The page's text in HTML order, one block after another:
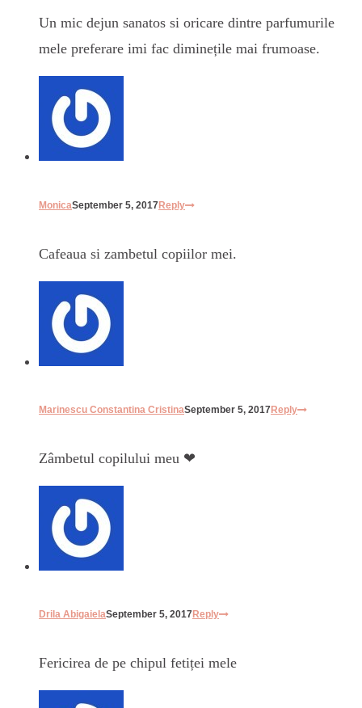
Un mic dejun sanatos si oricare dintre parfumurile
mele preferare imi fac diminețile mai frumoase.
MonicaSeptember 5, 2017Reply
Cafeaua si zambetul copiilor mei.
Marinescu Constantina CristinaSeptember 5, 2017Reply
Zâmbetul copilului meu ❤
Drila AbigaielaSeptember 5, 2017Reply
Fericirea de pe chipul fetiței mele